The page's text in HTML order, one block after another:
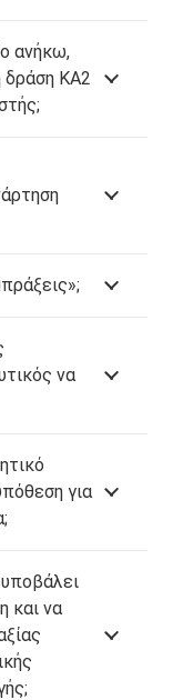
ανήκω,
δράση ΚΑ2
να
για
και να